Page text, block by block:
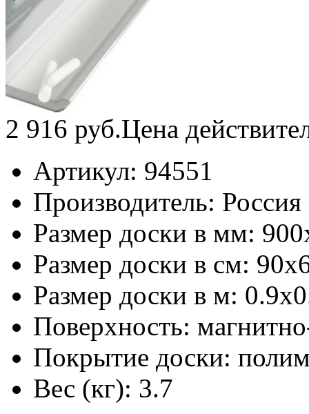
2 916 руб.Цена
Артикул: 94551
Производитель: Россия
Размер доски в мм:
Размер доски в см:
Размер доски в м:
Поверхность:
Покрытие доски:
Вес (кг): 3.7